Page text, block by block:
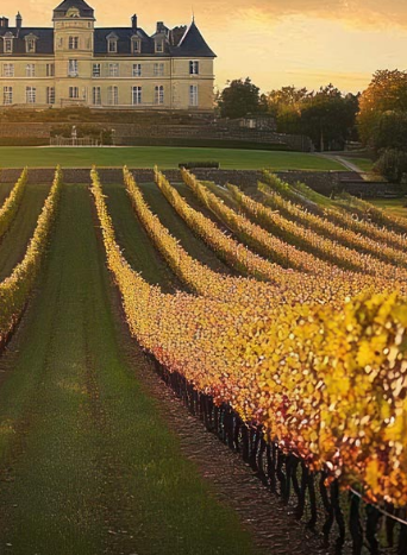
ist der unnachahmliche Stil
Aromen auszeichnet.
und feuchten Frühlingsmonaten
sind für die Homogenität und die
Tannine und Beerenfrüchte,
sind perfekt aufeinander
ein rundum gelungenes